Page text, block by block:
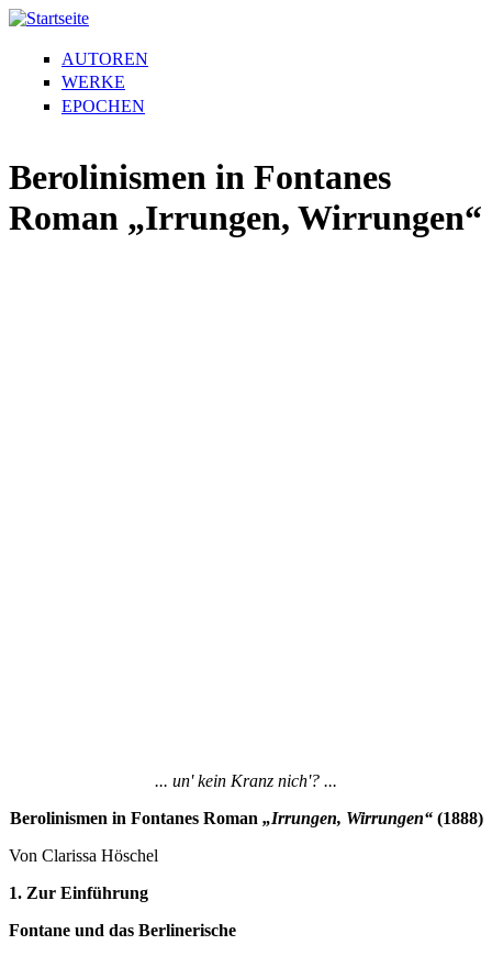
AUTOREN
WERKE
EPOCHEN
Berolinismen in Fontanes
Roman „Irrungen, Wirrungen“
... un' kein Kranz nich'? ...
Berolinismen in Fontanes Roman „Irrungen, Wirrungen“ (1888)
Von Clarissa Höschel
1. Zur Einführung
Fontane und das Berlinerische